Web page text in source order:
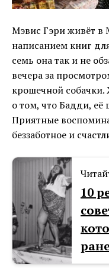
Мэвис Гэри живёт в
написанием книг
семь она так и не
вечера за
крошечной
о том, что Бадди, её
Приятные
беззаботное и
10